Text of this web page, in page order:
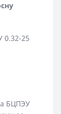
0.32-25
БЦПЭУ